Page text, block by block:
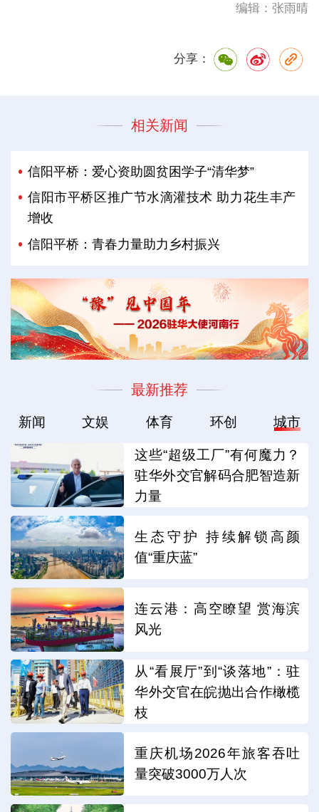
编辑：张雨晴
分享：
相关新闻
信阳平桥：爱心资助圆贫困学子“清华梦”
信阳市平桥区推广节水滴灌技术 助力花生丰产
增收
信阳平桥：青春力量助力乡村振兴
最新推荐
新闻 文娱 体育 环创 城市
这些“超级工厂”有何魔力？
驻华外交官解码合肥智造新
力量
生态守护 持续解锁高颜
值“重庆蓝”
连云港：高空瞭望 赏海滨
风光
从“看展厅”到“谈落地”：驻
华外交官在皖抛出合作橄榄
枝
重庆机场2026年旅客吞吐
量突破3000万人次